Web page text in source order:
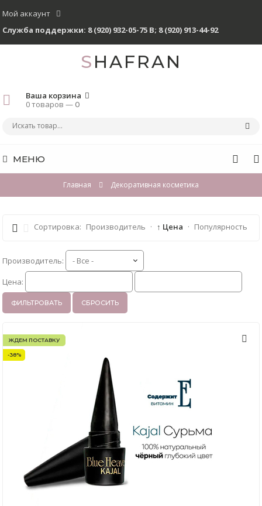
Мой аккаунт
Служба поддержки: 8 (920) 932-05-75 В; 8 (920) 913-44-92
SHAFRAN
Ваша корзина
0 товаров —0
МЕНЮ
Главная Декоративная косметика
Сортировка: Производитель · ↑ Цена · Популярность
Производитель:
Цена:
ФИЛЬТРОВАТЬ СБРОСИТЬ
ЖДЕМ ПОСТАВКУ
-38%